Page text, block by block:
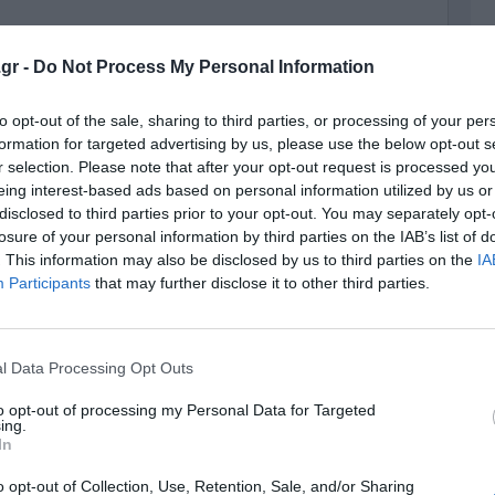
- Do Not Process My Personal Information
opt-out of the sale, sharing to third parties, or processing of your
for targeted advertising by us, please use the below opt-out
selection. Please note that after your opt-out request is processed
interest-based ads based on personal information utilized by us
to third parties prior to your opt-out. You may separately
of your personal information by third parties on the IAB’s list of
This information may also be disclosed by us to third parties on the
Participants that may further disclose it to other third parties.
Data Processing Opt Outs
opt-out of processing my Personal Data for Targeted
opt-out of Collection, Use, Retention, Sale, and/or Sharing
και επαγγελματικού προσανατολισμού 'Αρωγή'
της ομάδας μας! Επικοινωνήστε μαζί μας για
πληροφορίες!